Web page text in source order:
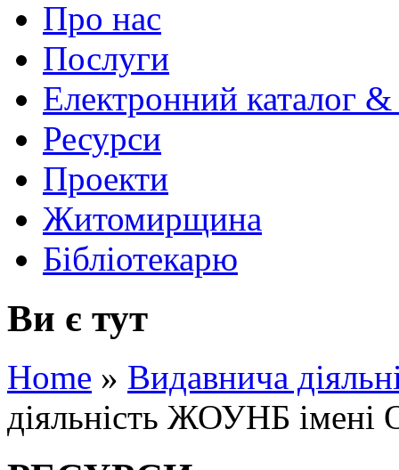
Про нас
Послуги
Електронний каталог
Ресурси
Проекти
Житомирщина
Бібліотекарю
Ви є тут
Home » Видавнича
діяльність ЖОУНБ імені